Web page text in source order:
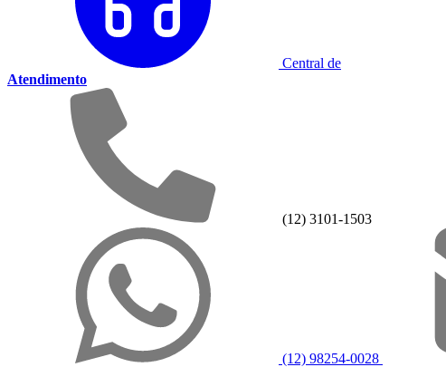
Central de
Atendimento
(12) 3101-1503
(12) 98254-0028